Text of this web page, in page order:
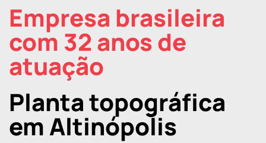
Empresa brasileira
com 32 anos de
atuação
Planta topográfica
em Altinópolis